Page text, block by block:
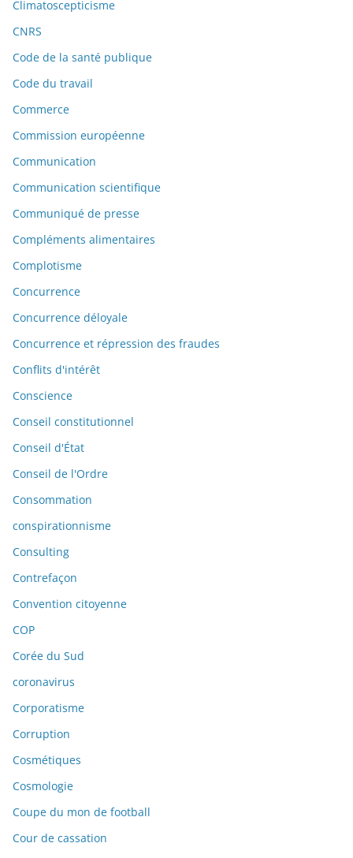
Climatoscepticisme
CNRS
Code de la santé publique
Code du travail
Commerce
Commission européenne
Communication
Communication scientifique
Communiqué de presse
Compléments alimentaires
Complotisme
Concurrence
Concurrence déloyale
Concurrence et répression des fraudes
Conflits d'intérêt
Conscience
Conseil constitutionnel
Conseil d'État
Conseil de l'Ordre
Consommation
conspirationnisme
Consulting
Contrefaçon
Convention citoyenne
COP
Corée du Sud
coronavirus
Corporatisme
Corruption
Cosmétiques
Cosmologie
Coupe du mon de football
Cour de cassation